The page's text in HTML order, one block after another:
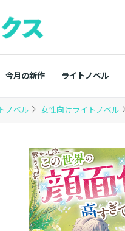
今月の新作 ライトノベル
ノベル 女性向けライトノベル